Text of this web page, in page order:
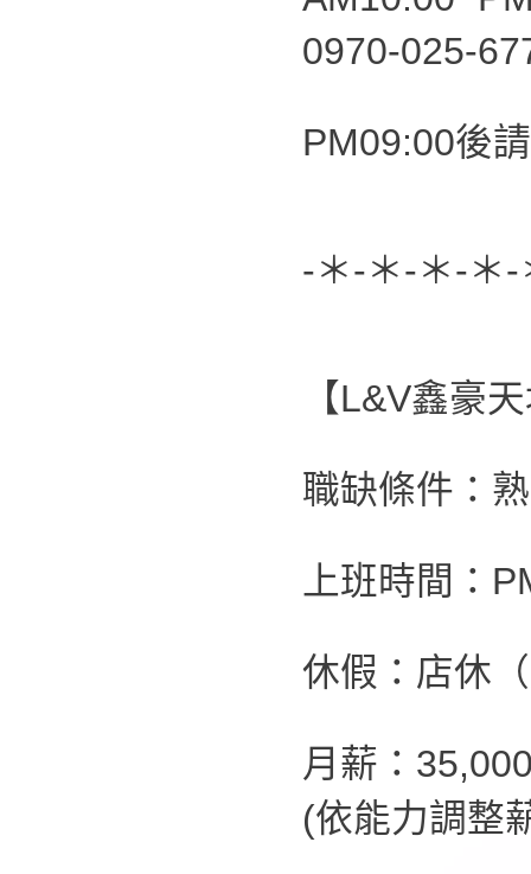
0970-025-
PM09:00後
-＊-＊-＊-＊
【L&V鑫豪
職缺條件：
上班時間：
休假：店休
月薪：
(依能力調整